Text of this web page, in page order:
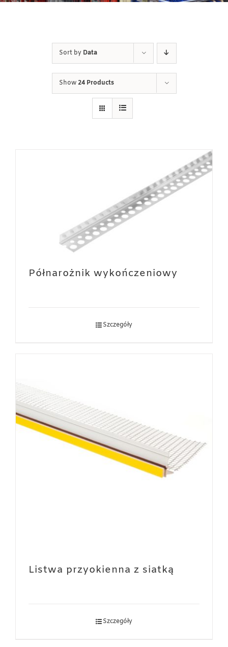
Sort by Data
Show24 Products
Półnarożnik wykończeniowy
Szczegóły
Listwa przyokienna z siatką
Szczegóły